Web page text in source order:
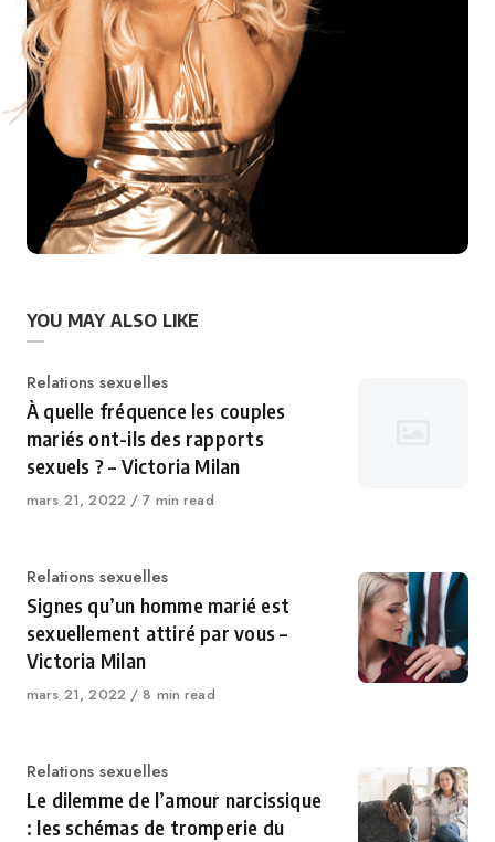
YOU MAY ALSO LIKE
Category
Relations sexuelles
À quelle fréquence les couples
mariés ont-ils des rapports
sexuels ? – Victoria Milan
Published
mars 21, 2022 7 min read
Category
Relations sexuelles
Signes qu’un homme marié est
sexuellement attiré par vous –
Victoria Milan
Published
mars 21, 2022 8 min read
Category
Relations sexuelles
Le dilemme de l’amour narcissique
: les schémas de tromperie du